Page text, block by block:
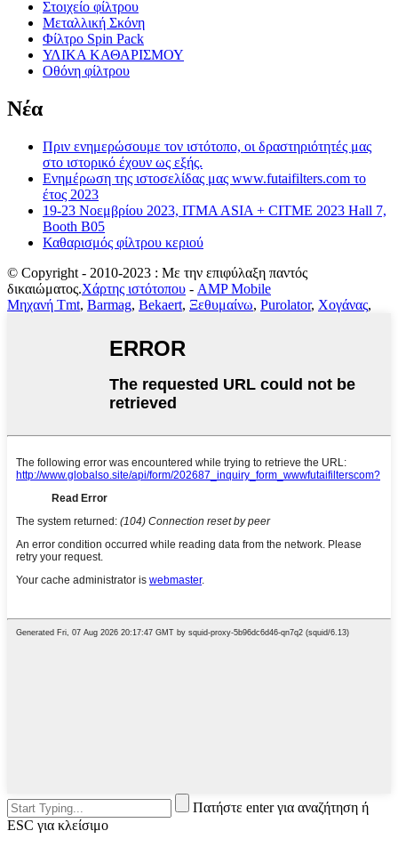
Στοιχείο φίλτρου
Μεταλλική Σκόνη
Φίλτρο Spin Pack
ΥΛΙΚΑ ΚΑΘΑΡΙΣΜΟΥ
Οθόνη φίλτρου
Νέα
Πριν ενημερώσουμε τον ιστότοπο, οι δραστηριότητές μας
στο ιστορικό έχουν ως εξής.
Ενημέρωση της ιστοσελίδας μας www.futaifilters.com το
έτος 2023
19-23 Νοεμβρίου 2023, ITMA ASIA + CITME 2023 Hall 7,
Booth B05
Καθαρισμός φίλτρου κεριού
© Copyright - 2010-2023 : Με την επιφύλαξη παντός
δικαιώματος.Χάρτης ιστότοπου - AMP Mobile
Μηχανή Tmt, Barmag, Bekaert, Ξεθυμαίνω, Purolator, Χογάνας,
Πατήστε enter για αναζήτηση ή
ESC για κλείσιμο